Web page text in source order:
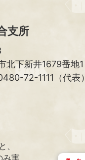
支所
北下新井1679番地1
72-1111（代表）
、